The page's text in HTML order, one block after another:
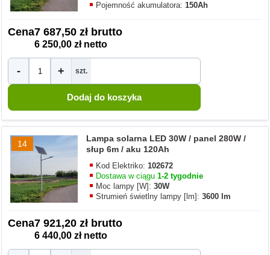
Pojemność akumulatora:150Ah
Cena7 687,50 zł brutto
6 250,00 zł netto
- + szt.
14
Lampa solarna LED 30W / panel 280W /
słup 6m / aku 120Ah
Kod Elektriko:102672
Dostawa w ciągu1-2 tygodnie
Moc lampy [W]:30W
Strumień świetlny lampy [lm]:3600 lm
Cena7 921,20 zł brutto
6 440,00 zł netto